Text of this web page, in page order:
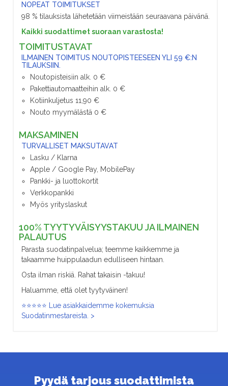
NOPEAT TOIMITUKSET
98 % tilauksista lähetetään viimeistään seuraavana päivänä.
Kaikki suodattimet suoraan varastosta!
TOIMITUSTAVAT
ILMAINEN TOIMITUS NOUTOPISTEESEEN YLI 59 €:N
TILAUKSIIN.
Noutopisteisiin alk. 0 €
Pakettiautomaatteihin alk. 0 €
Kotiinkuljetus 11,90 €
Nouto myymälästä 0 €
MAKSAMINEN
TURVALLISET MAKSUTAVAT
Lasku / Klarna
Apple / Google Pay, MobilePay
Pankki- ja luottokortit
Verkkopankki
Myös yrityslaskut
100% TYYTYVÄISYYSTAKUU JA ILMAINEN
PALAUTUS
Parasta suodatinpalvelua; teemme kaikkemme ja
takaamme huippulaadun edulliseen hintaan.
Osta ilman riskiä. Rahat takaisin -takuu!
Haluamme, että olet tyytyväinen!
⭐⭐⭐⭐⭐ Lue asiakkaidemme kokemuksia
Suodatinmestareista. >
Pyydä tarjous suodattimista